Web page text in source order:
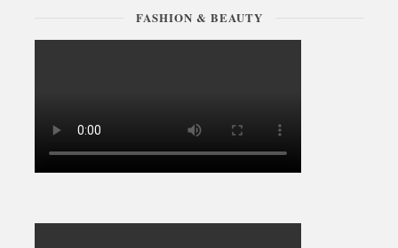
FASHION & BEAUTY